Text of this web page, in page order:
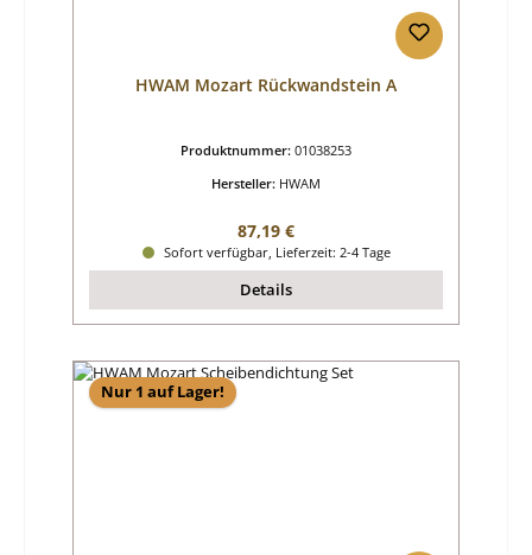
HWAM Mozart Rückwandstein A
Produktnummer: 01038253
Hersteller: HWAM
Regulärer Preis:
87,19 €
Sofort verfügbar, Lieferzeit: 2-4 Tage
Details
Nur 1 auf Lager!